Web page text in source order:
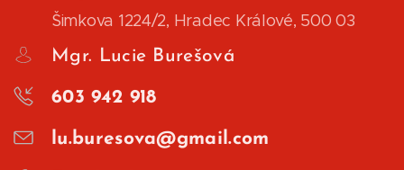
Šimkova 1224/2, Hradec Králové, 500 03
Mgr. Lucie Burešová
603 942 918
lu.buresova@gmail.com